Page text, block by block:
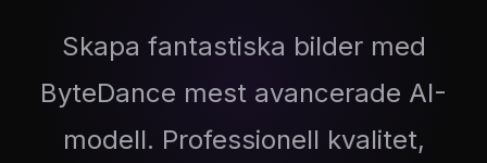
Skapa fantastiska bilder med
ByteDance mest avancerade AI-
modell. Professionell kvalitet,